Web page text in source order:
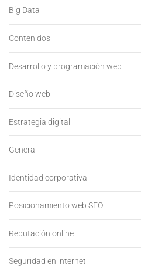
Big Data
Contenidos
Desarrollo y programación web
Diseño web
Estrategia digital
General
Identidad corporativa
Posicionamiento web SEO
Reputación online
Seguridad en internet